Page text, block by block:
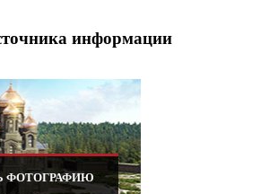
информации
ФОТОГРАФИЮ